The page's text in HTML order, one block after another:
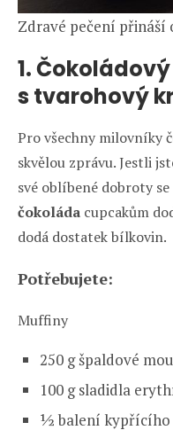
Zdravé pečení
1.
s tvarohový
Pro všechny milovníky
skvělou zprávu. Jestli
své oblíbené dobroty
čokoláda cupcakům
dodá dostatek bílkovin.
Potřebujete:
Muffiny
250 g špaldové
100 g sladidla
½ balení kypřícího